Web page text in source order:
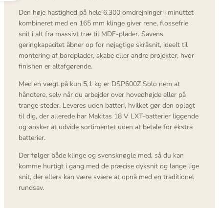
Den høje hastighed på hele 6.300 omdrejninger i minuttet
kombineret med en 165 mm klinge giver rene, flossefrie
snit i alt fra massivt træ til MDF-plader. Savens
geringkapacitet åbner op for nøjagtige skråsnit, ideelt til
montering af bordplader, skabe eller andre projekter, hvor
finishen er altafgørende.
Med en vægt på kun 5,1 kg er DSP600Z Solo nem at
håndtere, selv når du arbejder over hovedhøjde eller på
trange steder. Leveres uden batteri, hvilket gør den oplagt
til dig, der allerede har Makitas 18 V LXT-batterier liggende
og ønsker at udvide sortimentet uden at betale for ekstra
batterier.
Der følger både klinge og svensknøgle med, så du kan
komme hurtigt i gang med de præcise dyksnit og lange lige
snit, der ellers kan være svære at opnå med en traditionel
rundsav.